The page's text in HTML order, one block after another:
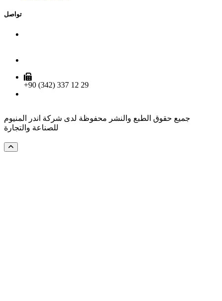
تواصل
+90 (342) 337 12 29
جميع حقوق الطبع والنشر محفوظة لدى شركة اندر المنيوم
للصناعة والتجارة